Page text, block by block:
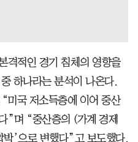
격적인 경기 침체의 영향을
하나라는 분석이 나온다.
미국 저소득층에 이어 중산
”며 “중산층의 (가계 경제
’으로 변했다”고 보도했다.